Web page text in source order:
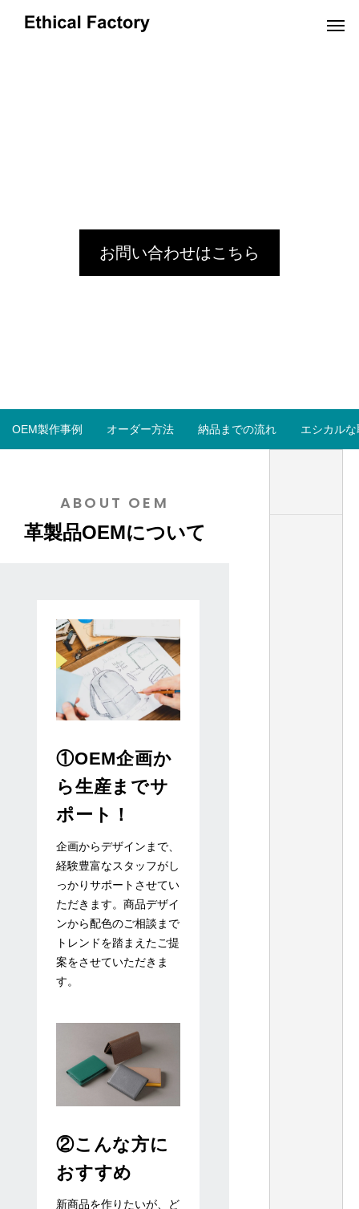
革小物OEMの小ロット生産でオリジナル製
ショルダーバッグ
イタリアンレザーで革製品OEM バングラ
デシュ生産の強み
お問い合わせはこちら
コンパクトミニ財布
OEM製作事例 オーダー方法 納品までの流れ エシカル
ABOUT OEM
革製品OEMについて
①OEM企画か
ら生産までサ
ポート！
企画からデザインまで、
経験豊富なスタッフがし
っかりサポートさせてい
ただきます。商品デザイ
ンから配色のご相談まで
トレンドを踏まえたご提
案をさせていただきま
す。
②こんな方に
おすすめ
新商品を作りたいが、ど